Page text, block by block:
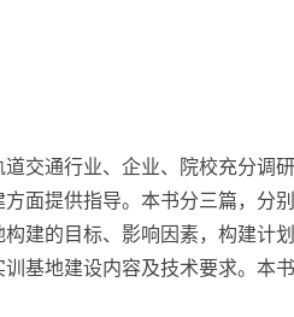
交通行业、企业、院校充分调
面提供指导。本书分三篇，分
建的目标、影响因素，构建计
基地建设内容及技术要求。本